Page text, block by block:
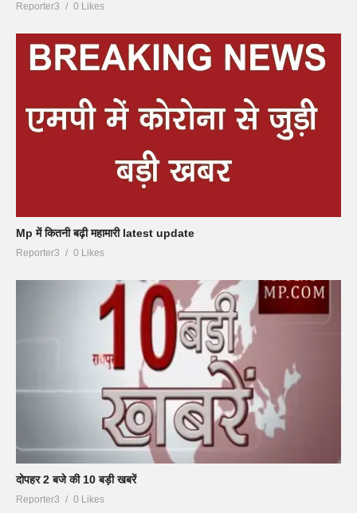
Reporter3 0 Likes
Mp में कितनी बढ़ी महामारी latest update
Reporter3 0 Likes
दोपहर 2 बजे की 10 बड़ी खबरें
Reporter3 0 Likes